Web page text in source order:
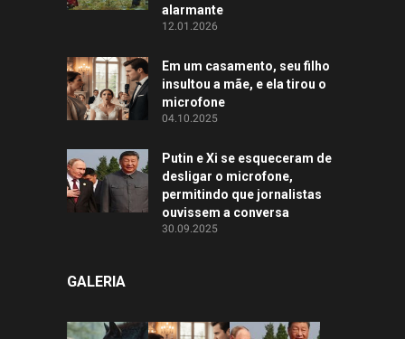
alarmante
12.01.2026
Em um casamento, seu filho
insultou a mãe, e ela tirou o
microfone
04.10.2025
Putin e Xi se esqueceram de
desligar o microfone,
permitindo que jornalistas
ouvissem a conversa
30.09.2025
GALERIA